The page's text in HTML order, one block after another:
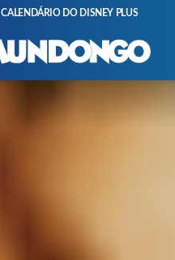
CALENDÁRIO DO DISNEY PLUS